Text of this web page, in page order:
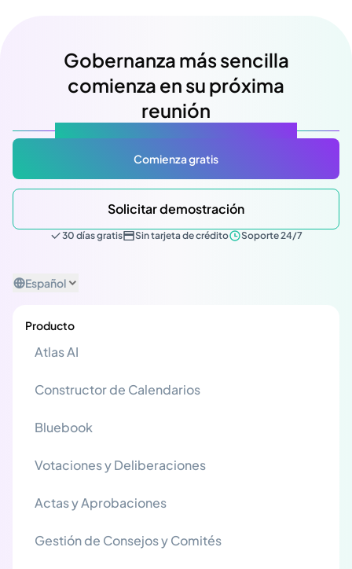
Gobernanza más sencilla
comienza en su próxima
reunión
Comienza gratis
Solicitar demostración
30 días gratis Sin tarjeta de crédito Soporte 24/7
Español
Producto
Atlas AI
Constructor de Calendarios
Bluebook
Votaciones y Deliberaciones
Actas y Aprobaciones
Gestión de Consejos y Comités